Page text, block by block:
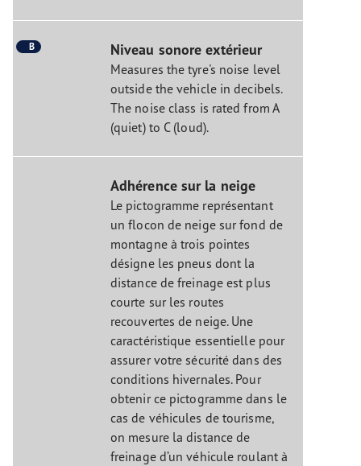
B Niveau sonore extérieur
Measures the tyre's noise level
outside the vehicle in decibels.
The noise class is rated from A
(quiet) to C (loud).
Adhérence sur la neige
Le pictogramme représentant
un flocon de neige sur fond de
montagne à trois pointes
désigne les pneus dont la
distance de freinage est plus
courte sur les routes
recouvertes de neige. Une
caractéristique essentielle pour
assurer votre sécurité dans des
conditions hivernales. Pour
obtenir ce pictogramme dans le
cas de véhicules de tourisme,
on mesure la distance de
freinage d’un véhicule roulant à